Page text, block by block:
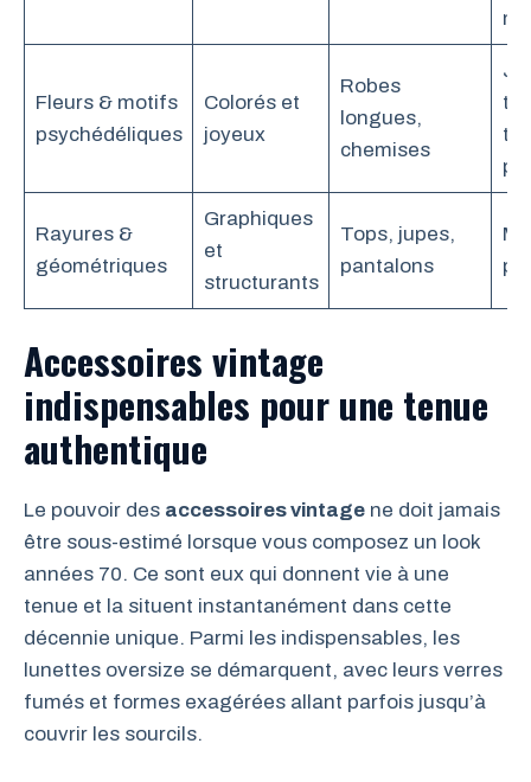
Fleurs & motifs
psychédéliques
Colorés et
joyeux
Robes
longues,
chemises
Rayures &
géométriques
Graphiques
et
structurants
Tops, jupes,
pantalons
Accessoires vintage
indispensables pour une tenue
authentique
Le pouvoir des accessoires vintage ne doit jamais
être sous-estimé lorsque vous composez un look
années 70. Ce sont eux qui donnent vie à une
tenue et la situent instantanément dans cette
décennie unique. Parmi les indispensables, les
lunettes oversize se démarquent, avec leurs verres
fumés et formes exagérées allant parfois jusqu’à
couvrir les sourcils.